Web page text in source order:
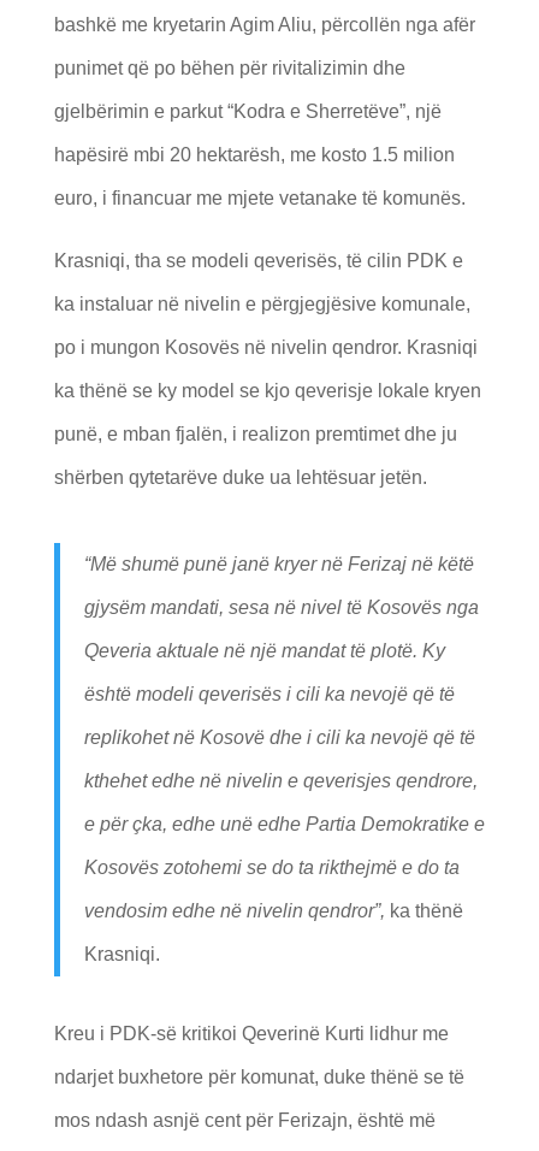
bashkë me kryetarin Agim Aliu, përcollën nga afër
punimet që po bëhen për rivitalizimin dhe
gjelbërimin e parkut “Kodra e Sherretëve”, një
hapësirë mbi 20 hektarësh, me kosto 1.5 milion
euro, i financuar me mjete vetanake të komunës.
Krasniqi, tha se modeli qeverisës, të cilin PDK e
ka instaluar në nivelin e përgjegjësive komunale,
po i mungon Kosovës në nivelin qendror. Krasniqi
ka thënë se ky model se kjo qeverisje lokale kryen
punë, e mban fjalën, i realizon premtimet dhe ju
shërben qytetarëve duke ua lehtësuar jetën.
“Më shumë punë janë kryer në Ferizaj në këtë
gjysëm mandati, sesa në nivel të Kosovës nga
Qeveria aktuale në një mandat të plotë. Ky
është modeli qeverisës i cili ka nevojë që të
replikohet në Kosovë dhe i cili ka nevojë që të
kthehet edhe në nivelin e qeverisjes qendrore,
e për çka, edhe unë edhe Partia Demokratike e
Kosovës zotohemi se do ta rikthejmë e do ta
vendosim edhe në nivelin qendror”, ka thënë
Krasniqi.
Kreu i PDK-së kritikoi Qeverinë Kurti lidhur me
ndarjet buxhetore për komunat, duke thënë se të
mos ndash asnjë cent për Ferizajn, është më